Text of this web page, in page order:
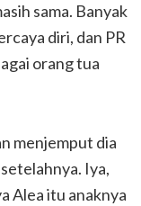
sama. Banyak
diri, dan PR
orang tua
menjemput dia
Iya,
Alea itu anaknya